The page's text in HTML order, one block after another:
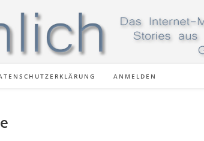
ANMELDEN